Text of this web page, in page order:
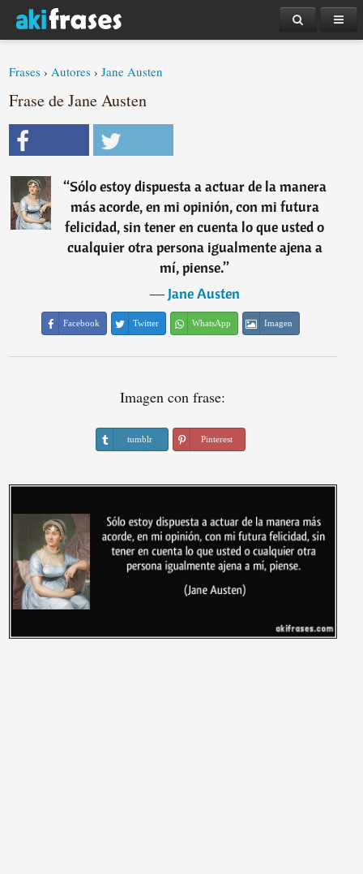
Frases ›Autores ›Jane Austen
Frase de Jane Austen
“Sólo estoy dispuesta a actuar de la manera
más acorde, en mi opinión, con mi futura
felicidad, sin tener en cuenta lo que usted o
cualquier otra persona igualmente ajena a
mí, piense.”
―Jane Austen
Facebook Twitter WhatsApp Imagen
Imagen con frase:
tumblr Pinterest